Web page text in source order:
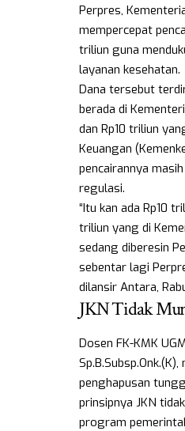
Perpres,
mempercepat
triliun guna
layanan kesehatan.
Dana tersebut
berada di
dan Rp10 triliun
Keuangan
pencairannya
regulasi.
“Itu kan ada Rp10
triliun yang di
sedang diberesin
sebentar lagi
dilansir Antara,
JKN Tidak
Dosen FK-KMK
penghapusan
prinsipnya JKN
program